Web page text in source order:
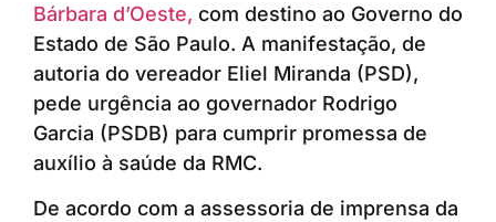
Bárbara d’Oeste, com destino ao Governo do
Estado de São Paulo. A manifestação, de
autoria do vereador Eliel Miranda (PSD),
pede urgência ao governador Rodrigo
Garcia (PSDB) para cumprir promessa de
auxílio à saúde da RMC.
De acordo com a assessoria de imprensa da